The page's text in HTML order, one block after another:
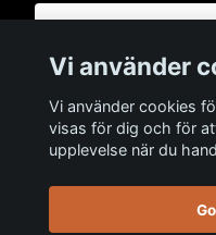
Vi använder
Vi använder cookies
visas för dig och för
upplevelse när du